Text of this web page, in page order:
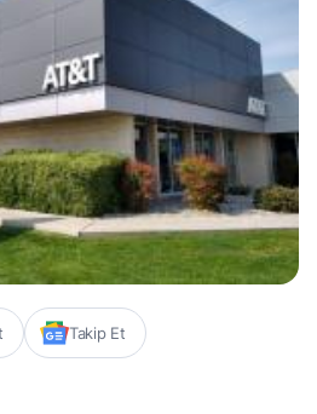
Takip Et